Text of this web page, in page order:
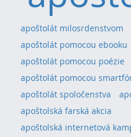
apoštolát milosrdenstvom
apoštolát pomocou ebooku
apoštolát pomocou poézie
apoštolát pomocou
apoštolát spoločenstva
apoštolská farská akcia
apoštolská internetová